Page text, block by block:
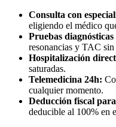
Consulta con
eligiendo el médico
Pruebas
resonancias y TAC sin
Hospitalización
saturadas.
Telemedicina 24h:
cualquier momento.
Deducción fiscal
deducible al 100% en